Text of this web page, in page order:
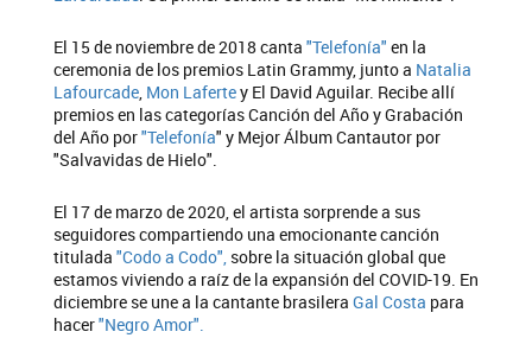
El 15 de noviembre de 2018 canta "Telefonía" en la
ceremonia de los premios Latin Grammy, junto a Natalia
Lafourcade, Mon Lafertey El David Aguilar. Recibe allí
premios en las categorías Canción del Año y Grabación
del Año por"Telefonía" y Mejor Álbum Cantautor por
"Salvavidas de Hielo".
El 17 de marzo de 2020, el artista sorprende a sus
seguidores compartiendo una emocionante canción
titulada "Codo a Codo", sobre la situación global que
estamos viviendo a raíz de la expansión del COVID-19. En
diciembre se une a la cantante brasilera Gal Costa para
hacer"Negro Amor".